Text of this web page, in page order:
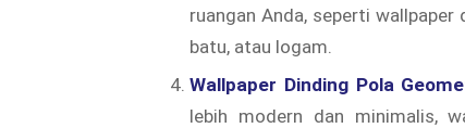
ruangan Anda, seperti
batu, atau logam.
Wallpaper Dinding Pola
lebih modern dan minimalis,